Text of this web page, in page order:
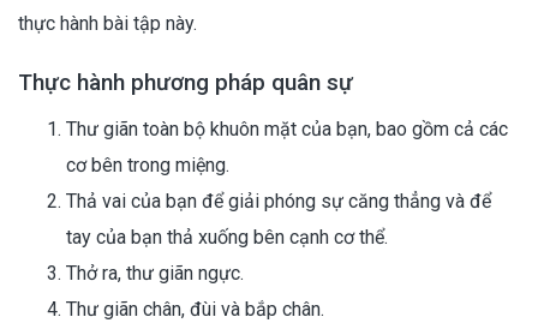
thực hành bài tập này.
Thực hành phương pháp quân sự
Thư giãn toàn bộ khuôn mặt của bạn, bao gồm cả các
cơ bên trong miệng.
Thả vai của bạn để giải phóng sự căng thẳng và để
tay của bạn thả xuống bên cạnh cơ thể.
Thở ra, thư giãn ngực.
Thư giãn chân, đùi và bắp chân.